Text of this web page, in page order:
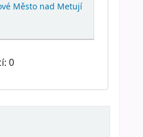
Město nad Metují
0